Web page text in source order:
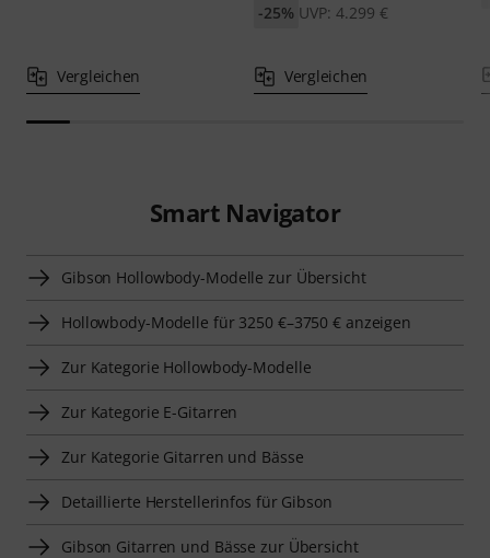
Vergleichen
UVP: 4.299 €
-25%
Vergleichen
Smart Navigator
Gibson Hollowbody-Modelle zur Übersicht
Hollowbody-Modelle für 3250 €–3750 € anzeigen
Zur Kategorie Hollowbody-Modelle
Zur Kategorie E-Gitarren
Zur Kategorie Gitarren und Bässe
Detaillierte Herstellerinfos für Gibson
Gibson Gitarren und Bässe zur Übersicht